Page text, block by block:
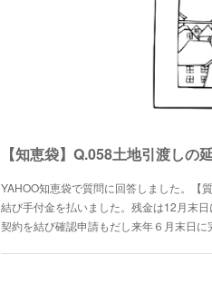
【知恵袋】Q.058土地引渡しの
YAHOO知恵袋で質問に回答しました。【
結び手付金を払いました。残金は12月末
契約を結び確認申請もだし来年６月末日に